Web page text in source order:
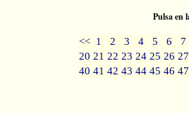
Pulsa en
<< 1 2 3 4 5 6
7
20 21 22 23 24 25 26 27
40 41 42 43 44 45 46 47